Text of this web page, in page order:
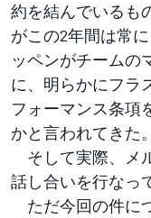
約を結んでいるも
がこの2年間は常
ッペンがチームの
に、明らかにフラ
フォーマンス条項
かと言われてきた。
そして実際、メ
話し合いを行なっ
ただ今回の件に